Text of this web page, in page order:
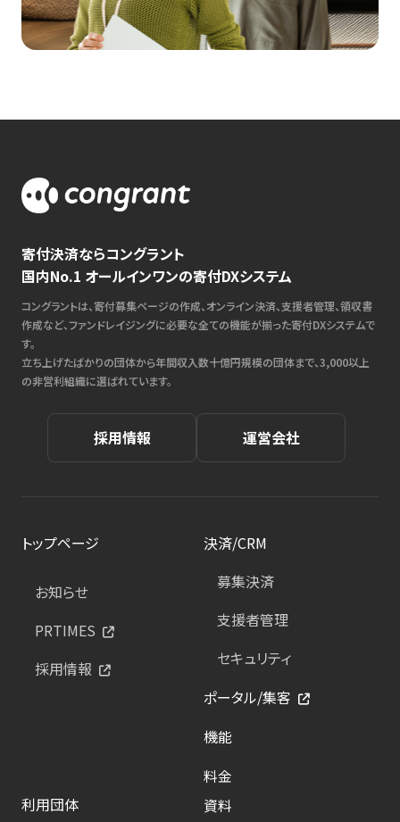
寄付決済ならコングラント
国内No.1 オールインワンの寄付DXシステム
コングラントは、寄付募集ページの作成、オンライン決済、支援者管理、領収書
作成など、ファンドレイジングに必要な全ての機能が揃った寄付DXシステムで
す。
立ち上げたばかりの団体から年間収入数十億円規模の団体まで、3,000以上
の非営利組織に選ばれています。
採用情報 運営会社
トップページ
お知らせ
PRTIMES
採用情報
決済/CRM
募集決済
支援者管理
セキュリティ
ポータル/集客
機能
料金
利用団体
資料